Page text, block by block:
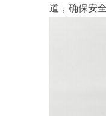
道，确保安